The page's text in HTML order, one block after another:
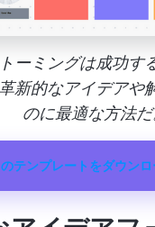
ーミングは成功す
新的なアイデアや
のに最適な方法だ
テンプレートをダウン